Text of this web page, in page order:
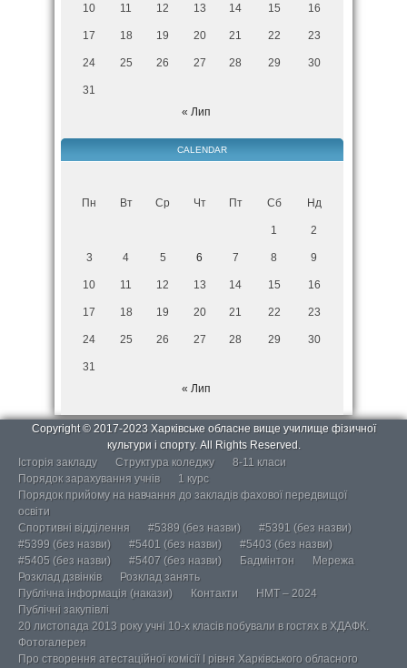
10 11 12 13 14 15 16
17 18 19 20 21 22 23
24 25 26 27 28 29 30
31
« Лип
CALENDAR
Пн Вт Ср Чт Пт Сб Нд
1 2
3 4 5 6 7 8 9
10 11 12 13 14 15 16
17 18 19 20 21 22 23
24 25 26 27 28 29 30
31
« Лип
Copyright © 2017-2023 Харківське обласне вище училище фізичної
культури і спорту. All Rights Reserved.
Історія закладу
Структура коледжу
8-11 класи
Порядок зарахування учнів
1 курс
Порядок прийому на навчання до закладів фахової передвищої
освіти
Спортивні відділення
#5389 (без назви)
#5391 (без назви)
#5399 (без назви)
#5401 (без назви)
#5403 (без назви)
#5405 (без назви)
#5407 (без назви) Бадмінтон
Мережа
Розклад дзвінків
Розклад занять
Публічна інформація (накази)
Контакти
НМТ – 2024
Публічні закупівлі
20 листопада 2013 року учні 10-х класів побували в гостях в ХДАФК.
Фотогалерея
Про створення атестаційної комісії І рівня Харківського обласного